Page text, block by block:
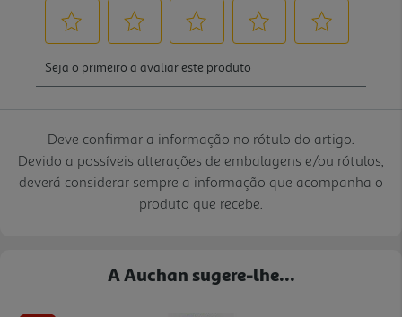
Deve confirmar a informação no rótulo do artigo.
Devido a possíveis alterações de embalagens e/ou rótulos,
deverá considerar sempre a informação que acompanha o
produto que recebe.
A Auchan sugere-lhe...